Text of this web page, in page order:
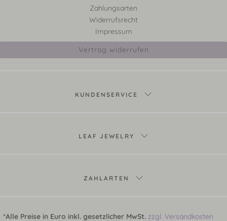
Zahlungsarten
Widerrufsrecht
Impressum
Vertrag widerrufen
KUNDENSERVICE
LEAF JEWELRY
ZAHLARTEN
*Alle Preise in Euro inkl. gesetzlicher MwSt. zzgl. Versandkosten